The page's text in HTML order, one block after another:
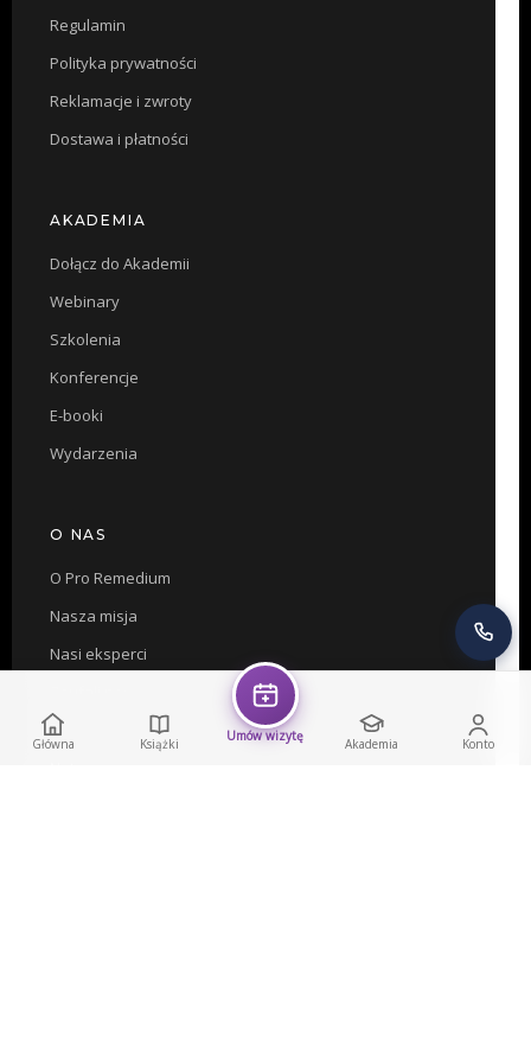
Regulamin
Polityka prywatności
Reklamacje i zwroty
Dostawa i płatności
AKADEMIA
Dołącz do Akademii
Webinary
Szkolenia
Konferencje
E-booki
Wydarzenia
O NAS
O Pro Remedium
Nasza misja
Nasi eksperci
Współpraca
Główna Książki Umów wizytę Akademia Konto